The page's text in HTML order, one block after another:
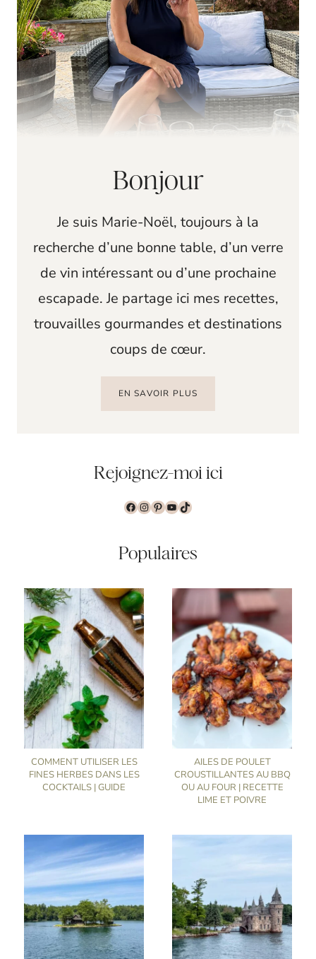
Bonjour
Je suis Marie-Noël, toujours à la
recherche d’une bonne table, d’un verre
de vin intéressant ou d’une prochaine
escapade. Je partage ici mes recettes,
trouvailles gourmandes et destinations
coups de cœur.
EN SAVOIR PLUS
Rejoignez-moi ici
Facebook InstagramPinterest YouTubeTikTok
Populaires
COMMENT UTILISER LES
FINES HERBES DANS LES
COCKTAILS | GUIDE
AILES DE POULET
CROUSTILLANTES AU BBQ
OU AU FOUR | RECETTE
LIME ET POIVRE